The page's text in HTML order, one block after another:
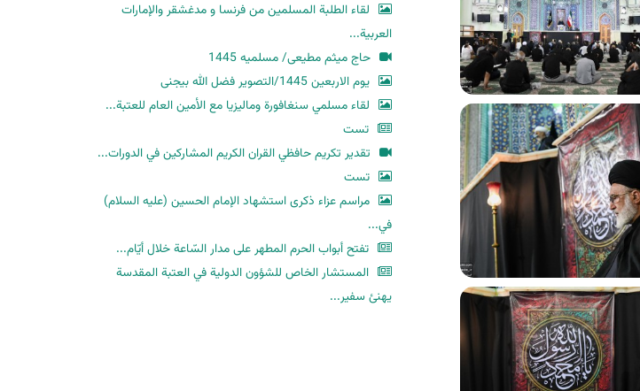
لقاء الطلبة المسلمين من فرنسا و مدغشقر والإمارات
العربية...
حاج میثم مطیعی/ مسلمیه 1445
یوم الاربعین 1445/التصویر فضل الله بیجنی
لقاء مسلمي سنغافورة وماليزيا مع الأمين العام للعتبة...
تست
تقدير تكريم حافظي القران الكريم المشاركين في الدورات...
تست
مراسم عزاء ذكرى استشهاد الإمام الحسين (عليه السلام)
في...
تفتح أبواب الحرم المطهر على مدار السّاعة خلال أيّام...
المستشار الخاص للشؤون الدولية في العتبة المقدسة
يهنئ سفير...